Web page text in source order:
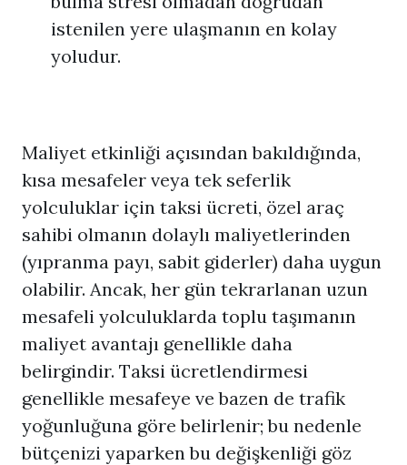
istenilen yere ulaşmanın en kolay
yoludur.
Maliyet etkinliği açısından bakıldığında,
kısa mesafeler veya tek seferlik
yolculuklar için taksi ücreti, özel araç
sahibi olmanın dolaylı maliyetlerinden
(yıpranma payı, sabit giderler) daha uygun
olabilir. Ancak, her gün tekrarlanan uzun
mesafeli yolculuklarda toplu taşımanın
maliyet avantajı genellikle daha
belirgindir. Taksi ücretlendirmesi
genellikle mesafeye ve bazen de trafik
yoğunluğuna göre belirlenir; bu nedenle
bütçenizi yaparken bu değişkenliği göz